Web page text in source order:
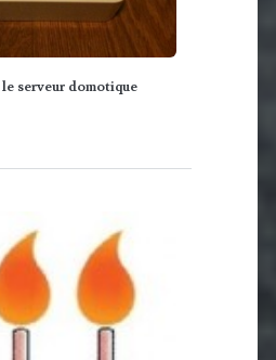
serveur domotique